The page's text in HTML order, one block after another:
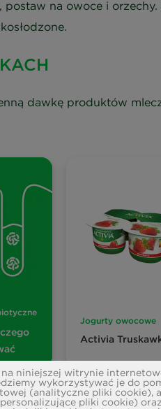
postaw na owoce i
dawkę produktów
Jogurty owocowe
Activia
niniejszej witrynie
wykorzystywać je do
(analityczne pliki cookie),
pliki cookie)